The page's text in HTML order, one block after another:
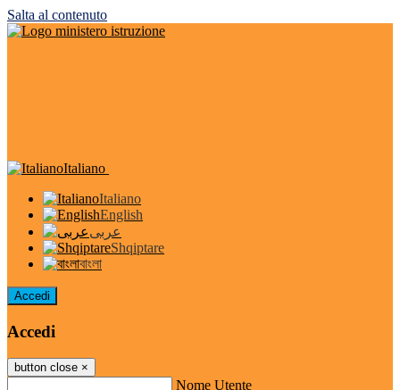
Salta al contenuto
Italiano
Italiano
English
عربى
Shqiptare
বাংলা
Accedi
Accedi
button close ×
Nome Utente